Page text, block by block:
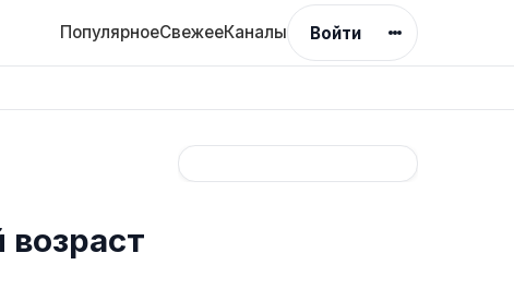
ПопулярноеСвежееКаналы Войти